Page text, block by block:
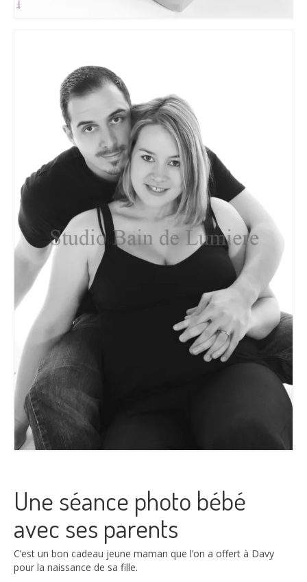
Une séance photo bébé
avec ses parents
C’est un bon cadeau jeune maman que l’on a offert à Davy
pour la naissance de sa fille.